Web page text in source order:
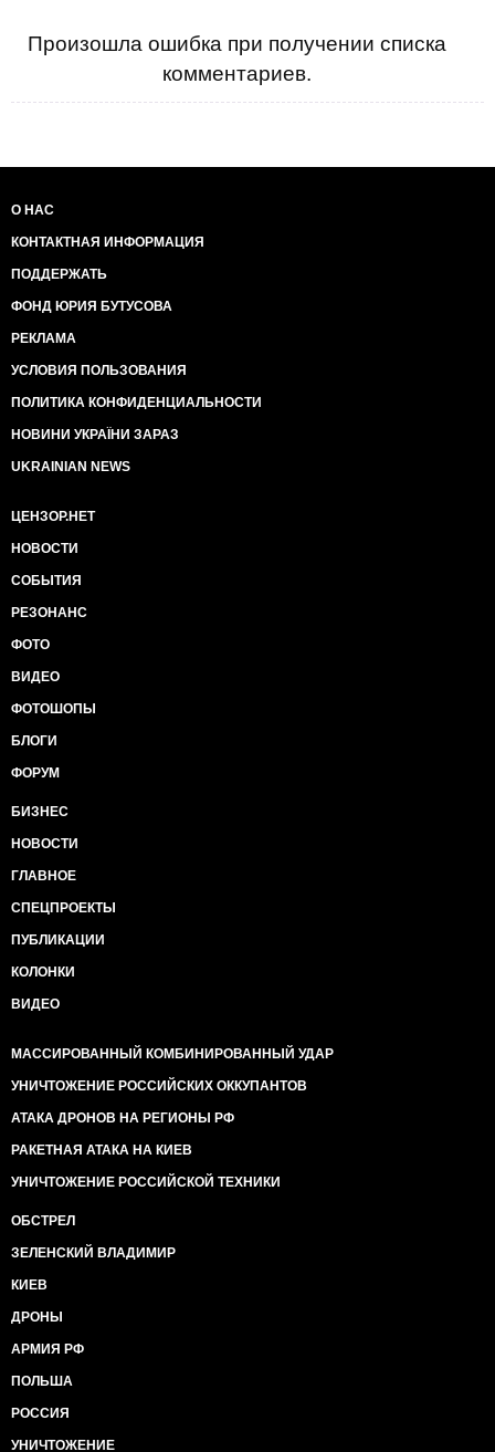
выборов (даже если спрячешь в долларах) - на
повысившихся коммунальных платежах,
подорожании отопления, света, бензина, на
Произошла ошибка при получении списка
комментариев.
О НАС
КОНТАКТНАЯ ИНФОРМАЦИЯ
ПОДДЕРЖАТЬ
ФОНД ЮРИЯ БУТУСОВА
РЕКЛАМА
УСЛОВИЯ ПОЛЬЗОВАНИЯ
ПОЛИТИКА КОНФИДЕНЦИАЛЬНОСТИ
НОВИНИ УКРАЇНИ ЗАРАЗ
UKRAINIAN NEWS
ЦЕНЗОР.НЕТ
НОВОСТИ
СОБЫТИЯ
РЕЗОНАНС
ФОТО
ВИДЕО
ФОТОШОПЫ
БЛОГИ
ФОРУМ
БИЗНЕС
НОВОСТИ
ГЛАВНОЕ
СПЕЦПРОЕКТЫ
ПУБЛИКАЦИИ
КОЛОНКИ
ВИДЕО
МАССИРОВАННЫЙ КОМБИНИРОВАННЫЙ УДАР
УНИЧТОЖЕНИЕ РОССИЙСКИХ ОККУПАНТОВ
АТАКА ДРОНОВ НА РЕГИОНЫ РФ
РАКЕТНАЯ АТАКА НА КИЕВ
УНИЧТОЖЕНИЕ РОССИЙСКОЙ ТЕХНИКИ
ОБСТРЕЛ
ЗЕЛЕНСКИЙ ВЛАДИМИР
КИЕВ
ДРОНЫ
АРМИЯ РФ
ПОЛЬША
РОССИЯ
УНИЧТОЖЕНИЕ